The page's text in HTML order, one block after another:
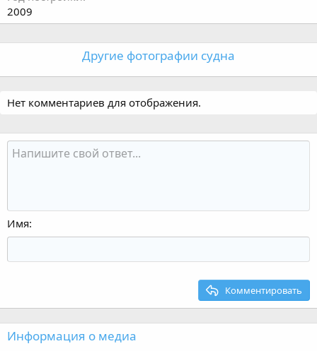
2009
Другие фотографии судна
Нет комментариев для отображения.
Имя
Комментировать
Информация о медиа